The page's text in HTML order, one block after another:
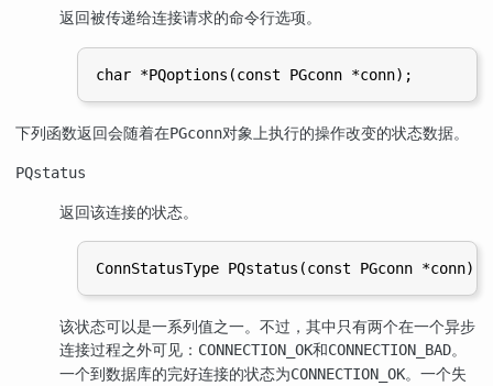
返回被传递给连接请求的命令行选项。
下列函数返回会随着在PGconn对象上执行的操作改变的状态数据。
PQstatus
返回该连接的状态。
该状态可以是一系列值之一。不过，其中只有两个在一个异步
连接过程之外可见： CONNECTION_OK和CONNECTION_BAD。
一个到数据库的完好连接的状态为CONNECTION_OK。一个失